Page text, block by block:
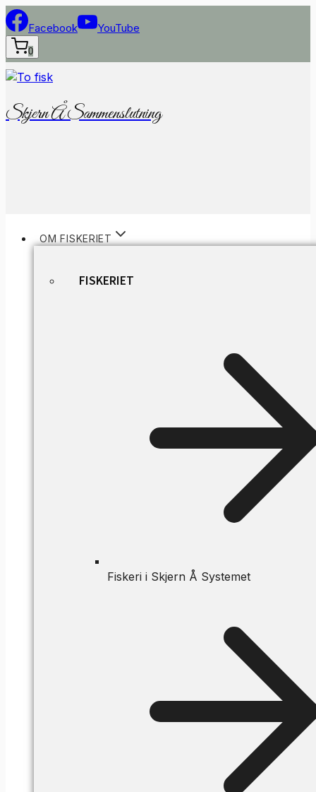
Fortsæt
til
indhold
Facebook YouTube
0
Skjern Å Sammenslutning
OM FISKERIET
FISKERIET
Fiskeri i Skjern Å Systemet